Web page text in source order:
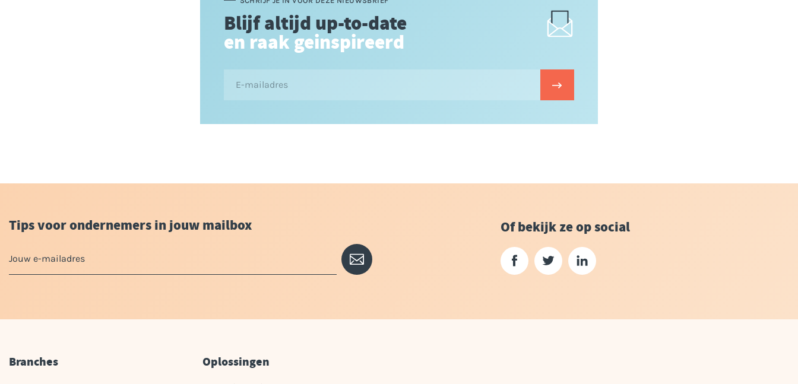
Blijf altijd up-to-date
en raak geinspireerd
Tips voor ondernemers in jouw mailbox Of bekijk ze op social
Branches Oplossingen